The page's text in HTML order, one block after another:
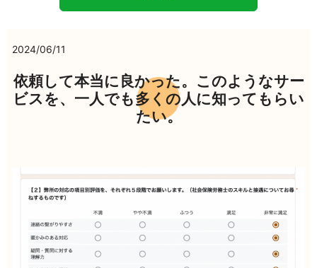
2024/06/11
依頼して本当に良かった。このようなサー
ビスを、一人でも多くの人に知ってもらい
たい。